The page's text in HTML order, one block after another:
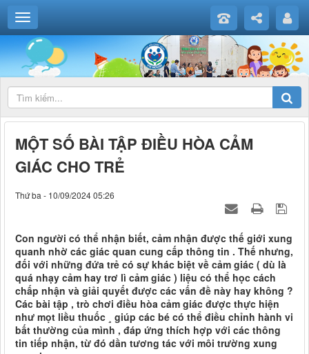
MỘT SỐ BÀI TẬP ĐIỀU HÒA CẢM
GIÁC CHO TRẺ
Thứ ba - 10/09/2024 05:26
Con người có thể nhận biết, cảm nhận được thế giới xung
quanh nhờ các giác quan cung cấp thông tin . Thế nhưng,
đối với những đứa trẻ có sự khác biệt về cảm giác ( dù là
quá nhạy cảm hay trơ lì cảm giác ) liệu có thể học cách
chấp nhận và giải quyết được các vấn đề này hay không ?
Các bài tập , trò chơi điều hòa cảm giác được thực hiện
như mọt liều thuốc ¸ giúp các bé có thể điều chỉnh hành vi
bất thường của mình , đáp ứng thích hợp với các thông
tin tiếp nhận, từ đó dần tương tác với môi trường xung